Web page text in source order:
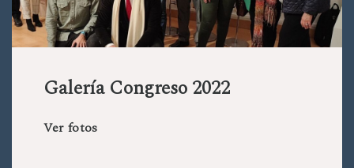
Galería Congreso 2022
Ver fotos